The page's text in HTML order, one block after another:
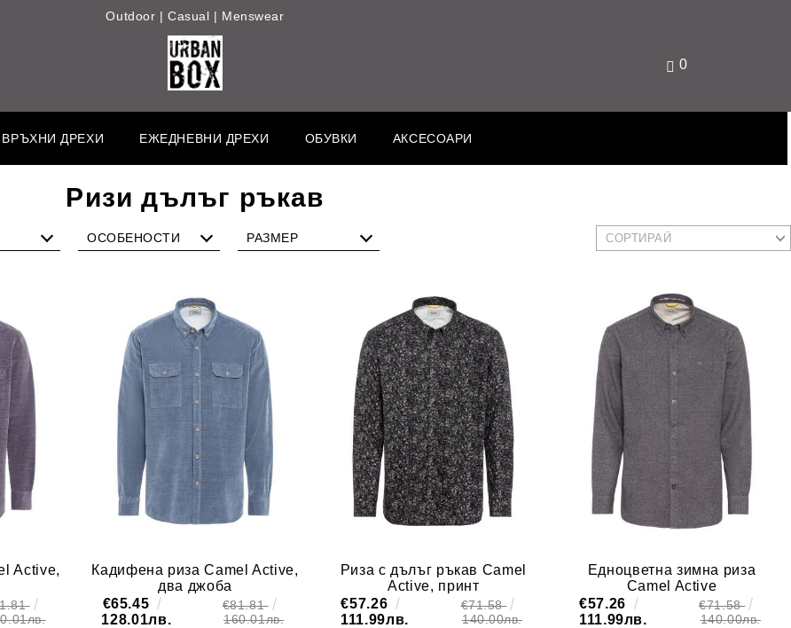
Outdoor | Casual | Menswear
0
ВРЪХНИ ДРЕХИ ЕЖЕДНЕВНИ ДРЕХИ ОБУВКИ АКСЕСОАРИ
Ризи дълъг ръкав
ОСОБЕНОСТИ
Шарка
Фигури
без Джоб
1 Джоб
2 Джоба
Кадифе
Полар
РАЗМЕР
Active,
Кадифена риза Camel Active,
два джоба
€65.45
128.01лв.
€81.81
160.01лв.
Риза с дълъг ръкав Camel
Active, принт
€57.26
111.99лв.
€71.58
140.00лв.
Едноцветна зимна риза
Camel Active
€57.26
111.99лв.
€71.58
140.00лв.